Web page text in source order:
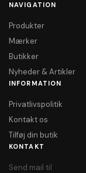
NAVIGATION
Produkter
Mærker
Butikker
Nyheder & Artikler
INFORMATION
Privatlivspolitik
Kontakt os
Tilføj din butik
KONTAKT
Send mail til